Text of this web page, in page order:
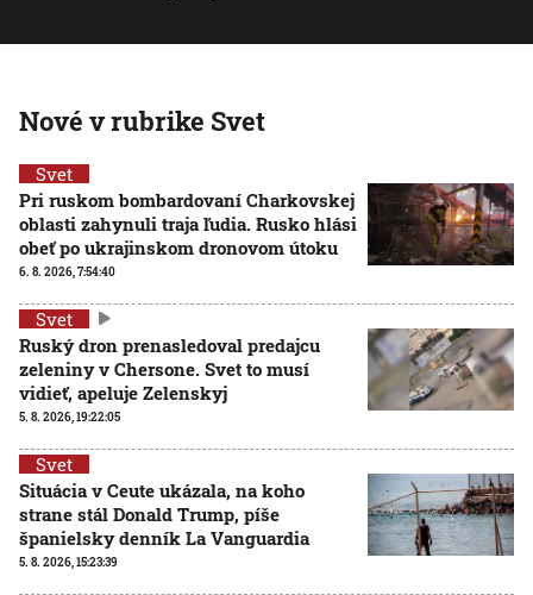
Nové v rubrike Svet
Svet
Pri ruskom bombardovaní Charkovskej
oblasti zahynuli traja ľudia. Rusko hlási
obeť po ukrajinskom dronovom útoku
6. 8. 2026, 7:54:40
Svet
Ruský dron prenasledoval predajcu
zeleniny v Chersone. Svet to musí
vidieť, apeluje Zelenskyj
5. 8. 2026, 19:22:05
Svet
Situácia v Ceute ukázala, na koho
strane stál Donald Trump, píše
španielsky denník La Vanguardia
5. 8. 2026, 15:23:39